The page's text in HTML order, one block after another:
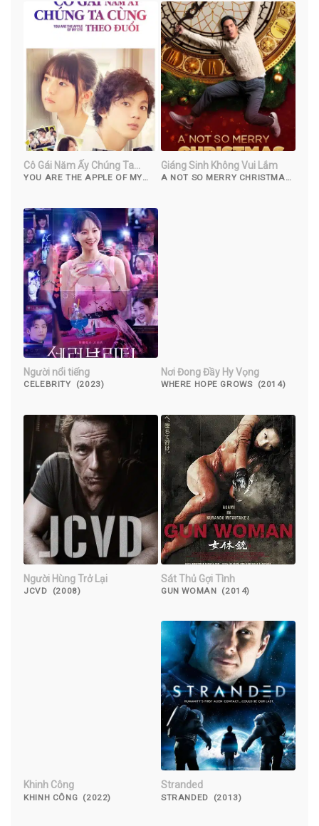
Cô Gái Năm Ấy Chúng Ta
Cùng Theo Đuổi
YOU ARE THE APPLE OF MY
Giáng Sinh Không Vui Lắm
A NOT SO MERRY CHRISTMAS
Người nổi tiếng
CELEBRITY (2023)
Nơi Đong Đầy Hy Vọng
WHERE HOPE GROWS (2014)
Người Hùng Trở Lại
JCVD (2008)
Sát Thủ Gợi Tình
GUN WOMAN (2014)
Khinh Công
KHINH CÔNG (2022)
Stranded
STRANDED (2013)